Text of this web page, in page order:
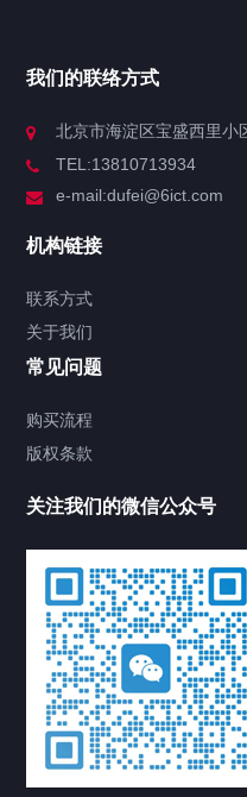
我们的联络方式
北京市海淀区宝盛西里小
TEL:13810713934
e-mail:dufei@6ict.com
机构链接
联系方式
关于我们
常见问题
购买流程
版权条款
关注我们的微信公众号